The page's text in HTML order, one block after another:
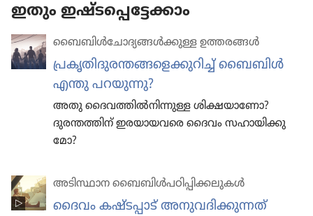
ഇതും ഇഷ്ടപ്പെട്ടേക്കാം
ബൈബിൾചോ​ദ്യ​ങ്ങൾക്കുള്ള ഉത്തരങ്ങൾ
പ്രകൃ​തി​ദു​ര​ന്ത​ങ്ങ​ളെ​ക്കു​റിച്ച്‌ ബൈബിൾ
എന്തു പറയുന്നു?
അതു ദൈവ​ത്തിൽനി​ന്നുള്ള ശിക്ഷയാ​ണോ?
ദുരന്ത​ത്തിന്‌ ഇരയാ​യ​വരെ ദൈവം സഹായി​ക്കു​
മോ?
അടിസ്ഥാന ബൈബിൾപഠിപ്പിക്കലുകൾ
ദൈവം കഷ്ടപ്പാട്‌ അനുവ​ദി​ക്കു​ന്നത്‌